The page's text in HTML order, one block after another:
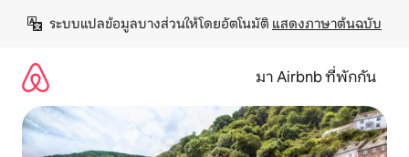
เนื้อหา
ระบบแปลข้อมูลบางส่วนให้โดยอัตโนมัติ แสดงภาษาต้นฉบับ
มา Airbnb ที่พักกัน